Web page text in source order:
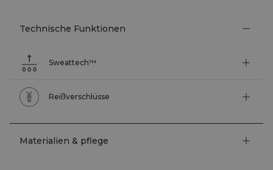
Technische Funktionen
Sweattech™
Reißverschlüsse
Materialien & pflege